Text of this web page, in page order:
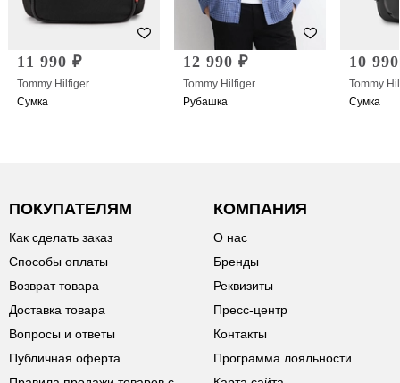
11 990 ₽
Tommy Hilfiger
Сумка
12 990 ₽
Tommy Hilfiger
Рубашка
10
Tommy
Сумка
ПОКУПАТЕЛЯМ
Как сделать заказ
Способы оплаты
Возврат товара
Доставка товара
Вопросы и ответы
Публичная оферта
КОМПАНИЯ
О нас
Бренды
Реквизиты
Пресс-центр
Контакты
Программа лояльности